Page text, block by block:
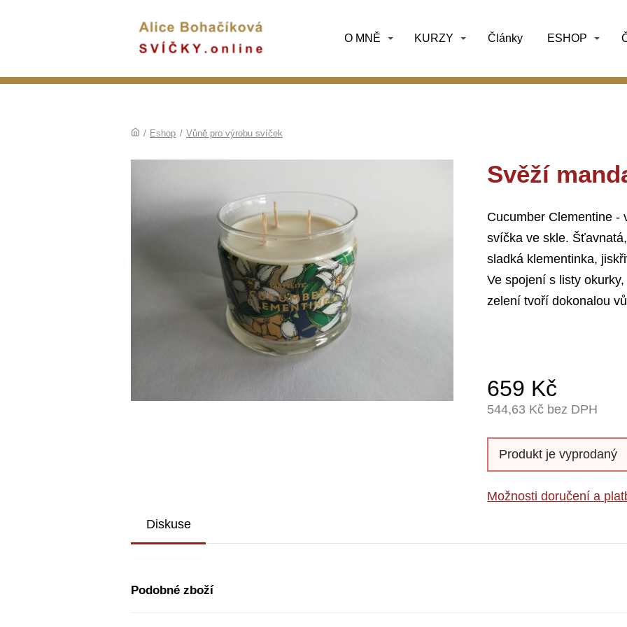
O MNĚ KURZY Články ESHOP
/ Eshop / Vůně pro výrobu svíček
Svěží
Cucumber Clementine -
svíčka ve skle.
sladká klementinka,
Ve spojení s listy
zelení tvoří dokonalou
659 Kč
544,63 Kč bez DPH
Produkt je vyprodaný
Možnosti doručení a
Diskuse
Podobné zboží